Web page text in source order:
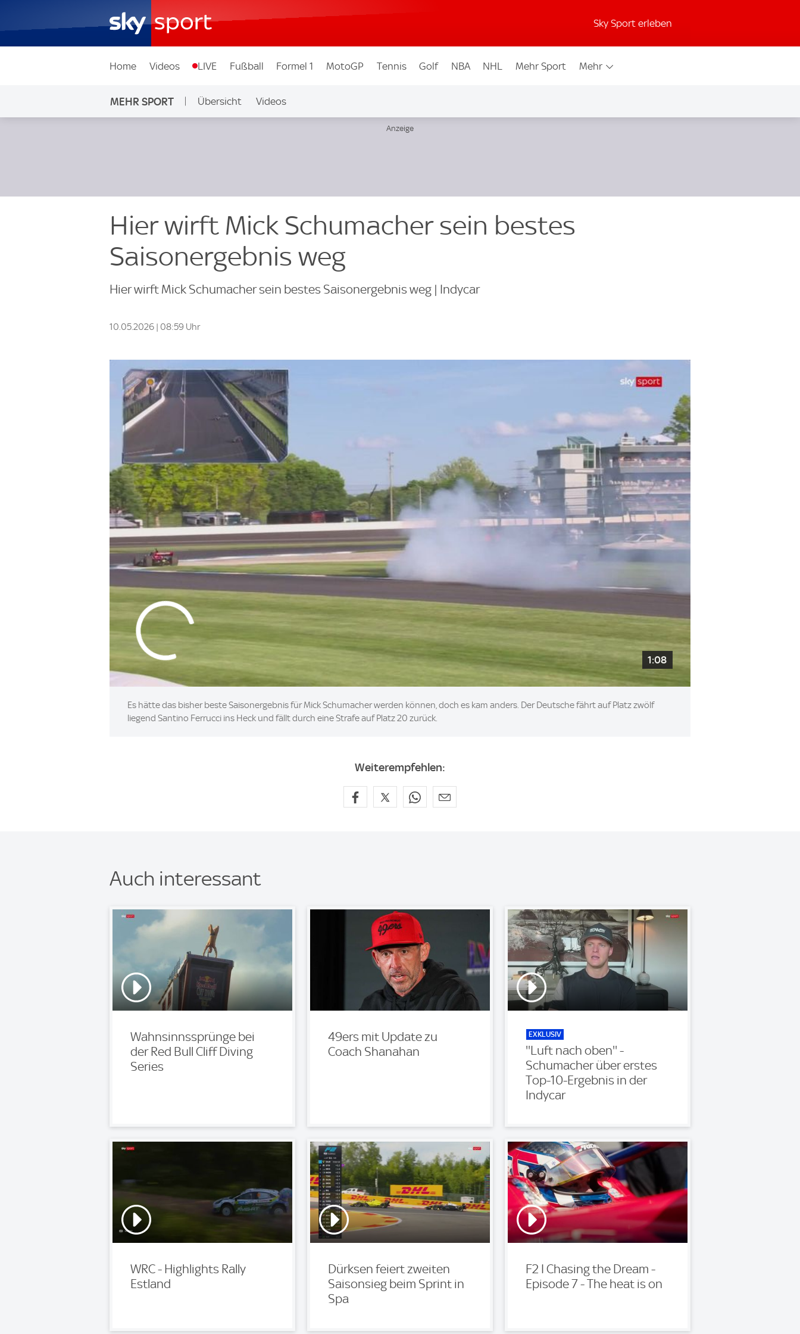
Sky Sport erleben
Home Videos LIVE Fußball Formel 1 MotoGP Tennis Golf NBA NHL Mehr Sport Mehr
MEHR SPORT Übersicht Videos
Hier wirft Mick Schumacher sein bestes
Saisonergebnis weg
Hier wirft Mick Schumacher sein bestes Saisonergebnis weg | Indycar
10.05.2026 | 08:59 Uhr
1:08
Es hätte das bisher beste Saisonergebnis für Mick Schumacher werden können, doch es kam anders. Der Deutsche fährt auf Platz zwölf
liegend Santino Ferrucci ins Heck und fällt durch eine Strafe auf Platz 20 zurück.
Weiterempfehlen:
Auch interessant
Wahnsinnssprünge bei
der Red Bull Cliff Diving
Series
49ers mit Update zu
Coach Shanahan
EXKLUSIV
''Luft nach oben'' -
Schumacher über erstes
Top-10-Ergebnis in der
Indycar
WRC - Highlights Rally
Estland
Dürksen feiert zweiten
Saisonsieg beim Sprint in
Spa
F2 I Chasing the Dream -
Episode 7 - The heat is on